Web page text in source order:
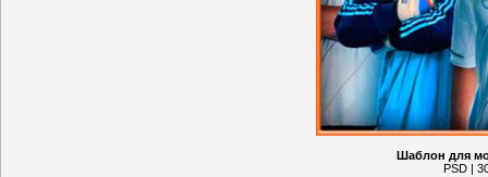
Шаблон для
PSD |